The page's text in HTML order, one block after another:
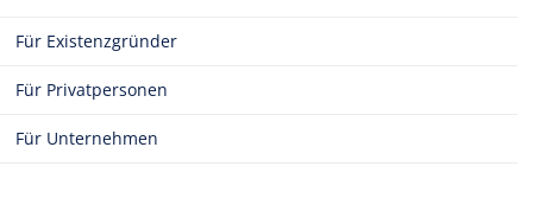
Für Existenzgründer
Für Privatpersonen
Für Unternehmen